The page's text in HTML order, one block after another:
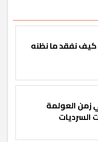
نفقد ما نظنه
زمن العولمة
السرديات